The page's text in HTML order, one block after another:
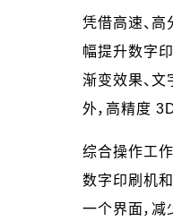
凭借高速、
幅提升数字
渐变效果、
外，高精度
综合操作工
数字印刷机
一个界面，